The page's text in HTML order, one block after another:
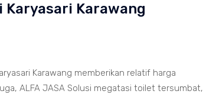
Karawang
Karawang memberikan relatif harga
ALFA JASA Solusi megatasi toilet tersumbat,